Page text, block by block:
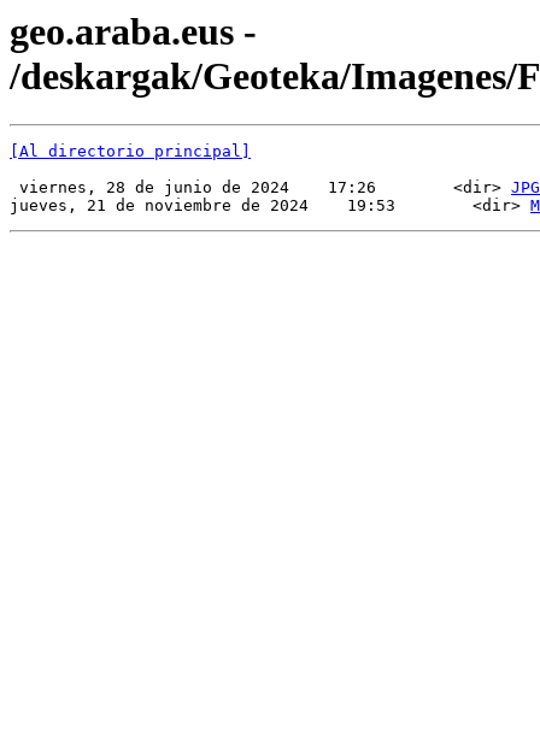
geo.araba.eus -
/deskargak/Geoteka/Imagenes/
[Al directorio principal]
viernes, 28 de junio de 2024    17:26        <dir> JPG
jueves, 21 de noviembre de 2024    19:53        <dir>